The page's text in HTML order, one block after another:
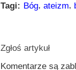
Tagi: Bóg,ateizm,
Zgłoś artykuł
Komentarze są